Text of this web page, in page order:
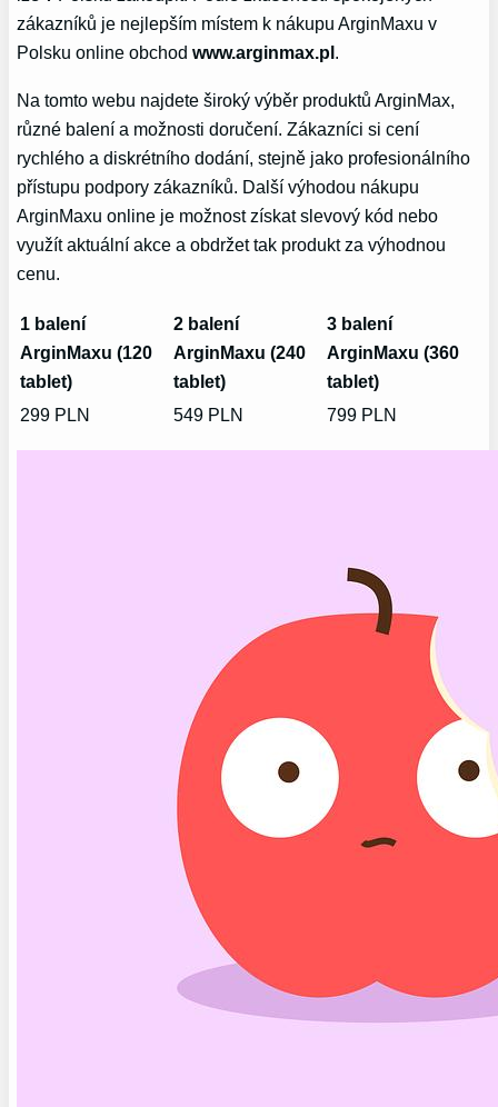
zákazníků je nejlepším místem k nákupu ArginMaxu v
Polsku online‌ obchodwww.arginmax.pl .
Na tomto webu najdete ‌široký výběr produktů ArginMax,
různé balení a možnosti doručení. Zákazníci si cení
rychlého a diskrétního dodání, stejně jako profesionálního
přístupu podpory zákazníků.‌ Další ⁤výhodou nákupu
ArginMaxu ‍online je možnost získat slevový kód nebo
využít aktuální akce a obdržet tak produkt za výhodnou
cenu.
1 ⁢balení
ArginMaxu (120
⁤tablet)
2 balení
ArginMaxu (240
tablet)
3⁤ balení
ArginMaxu (360
⁣tablet)
299 PLN
549 PLN 799 PLN